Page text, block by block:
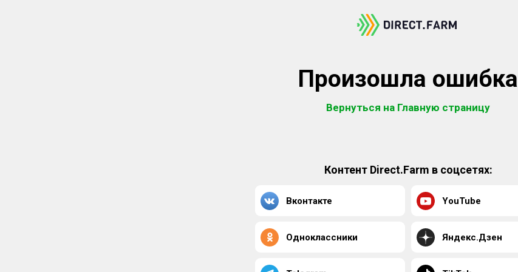
Произошла ошибка
Вернуться на Главную страницу
Контент Direct.Farm в соцсетях:
Вконтакте YouTube
Одноклассники Яндекс.Дзен